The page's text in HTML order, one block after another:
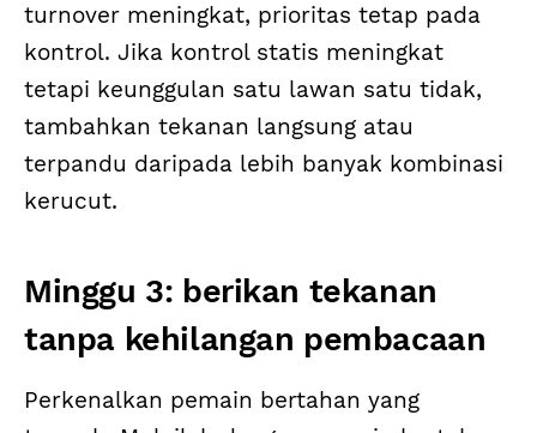
turnover meningkat, prioritas tetap pada
kontrol. Jika kontrol statis meningkat
tetapi keunggulan satu lawan satu tidak,
tambahkan tekanan langsung atau
terpandu daripada lebih banyak kombinasi
kerucut.
Minggu 3: berikan tekanan
tanpa kehilangan pembacaan
Perkenalkan pemain bertahan yang